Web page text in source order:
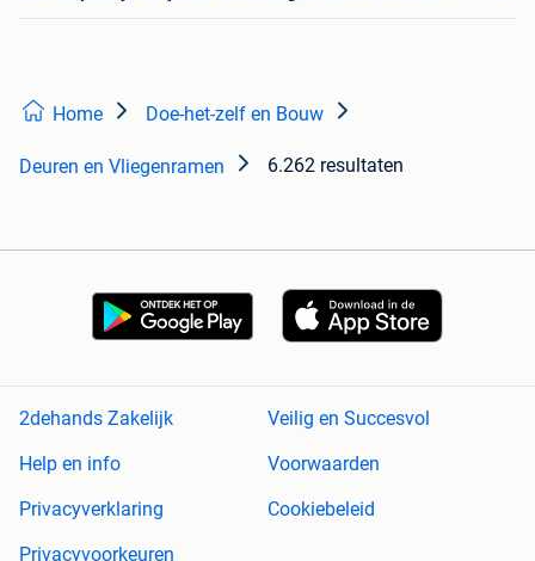
Home Doe-het-zelf en Bouw
Deuren en Vliegenramen 6.262 resultaten
2dehands Zakelijk
Veilig en Succesvol
Help en info
Voorwaarden
Privacyverklaring
Cookiebeleid
Privacyvoorkeuren